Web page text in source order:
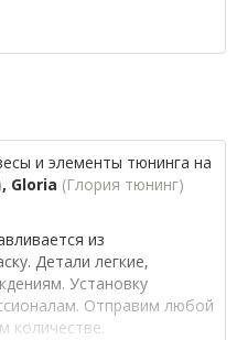
и элементы тюнинга на
, Gloria (Глория тюнинг)
из
Детали легкие,
Установку
Отправим любой
количестве.